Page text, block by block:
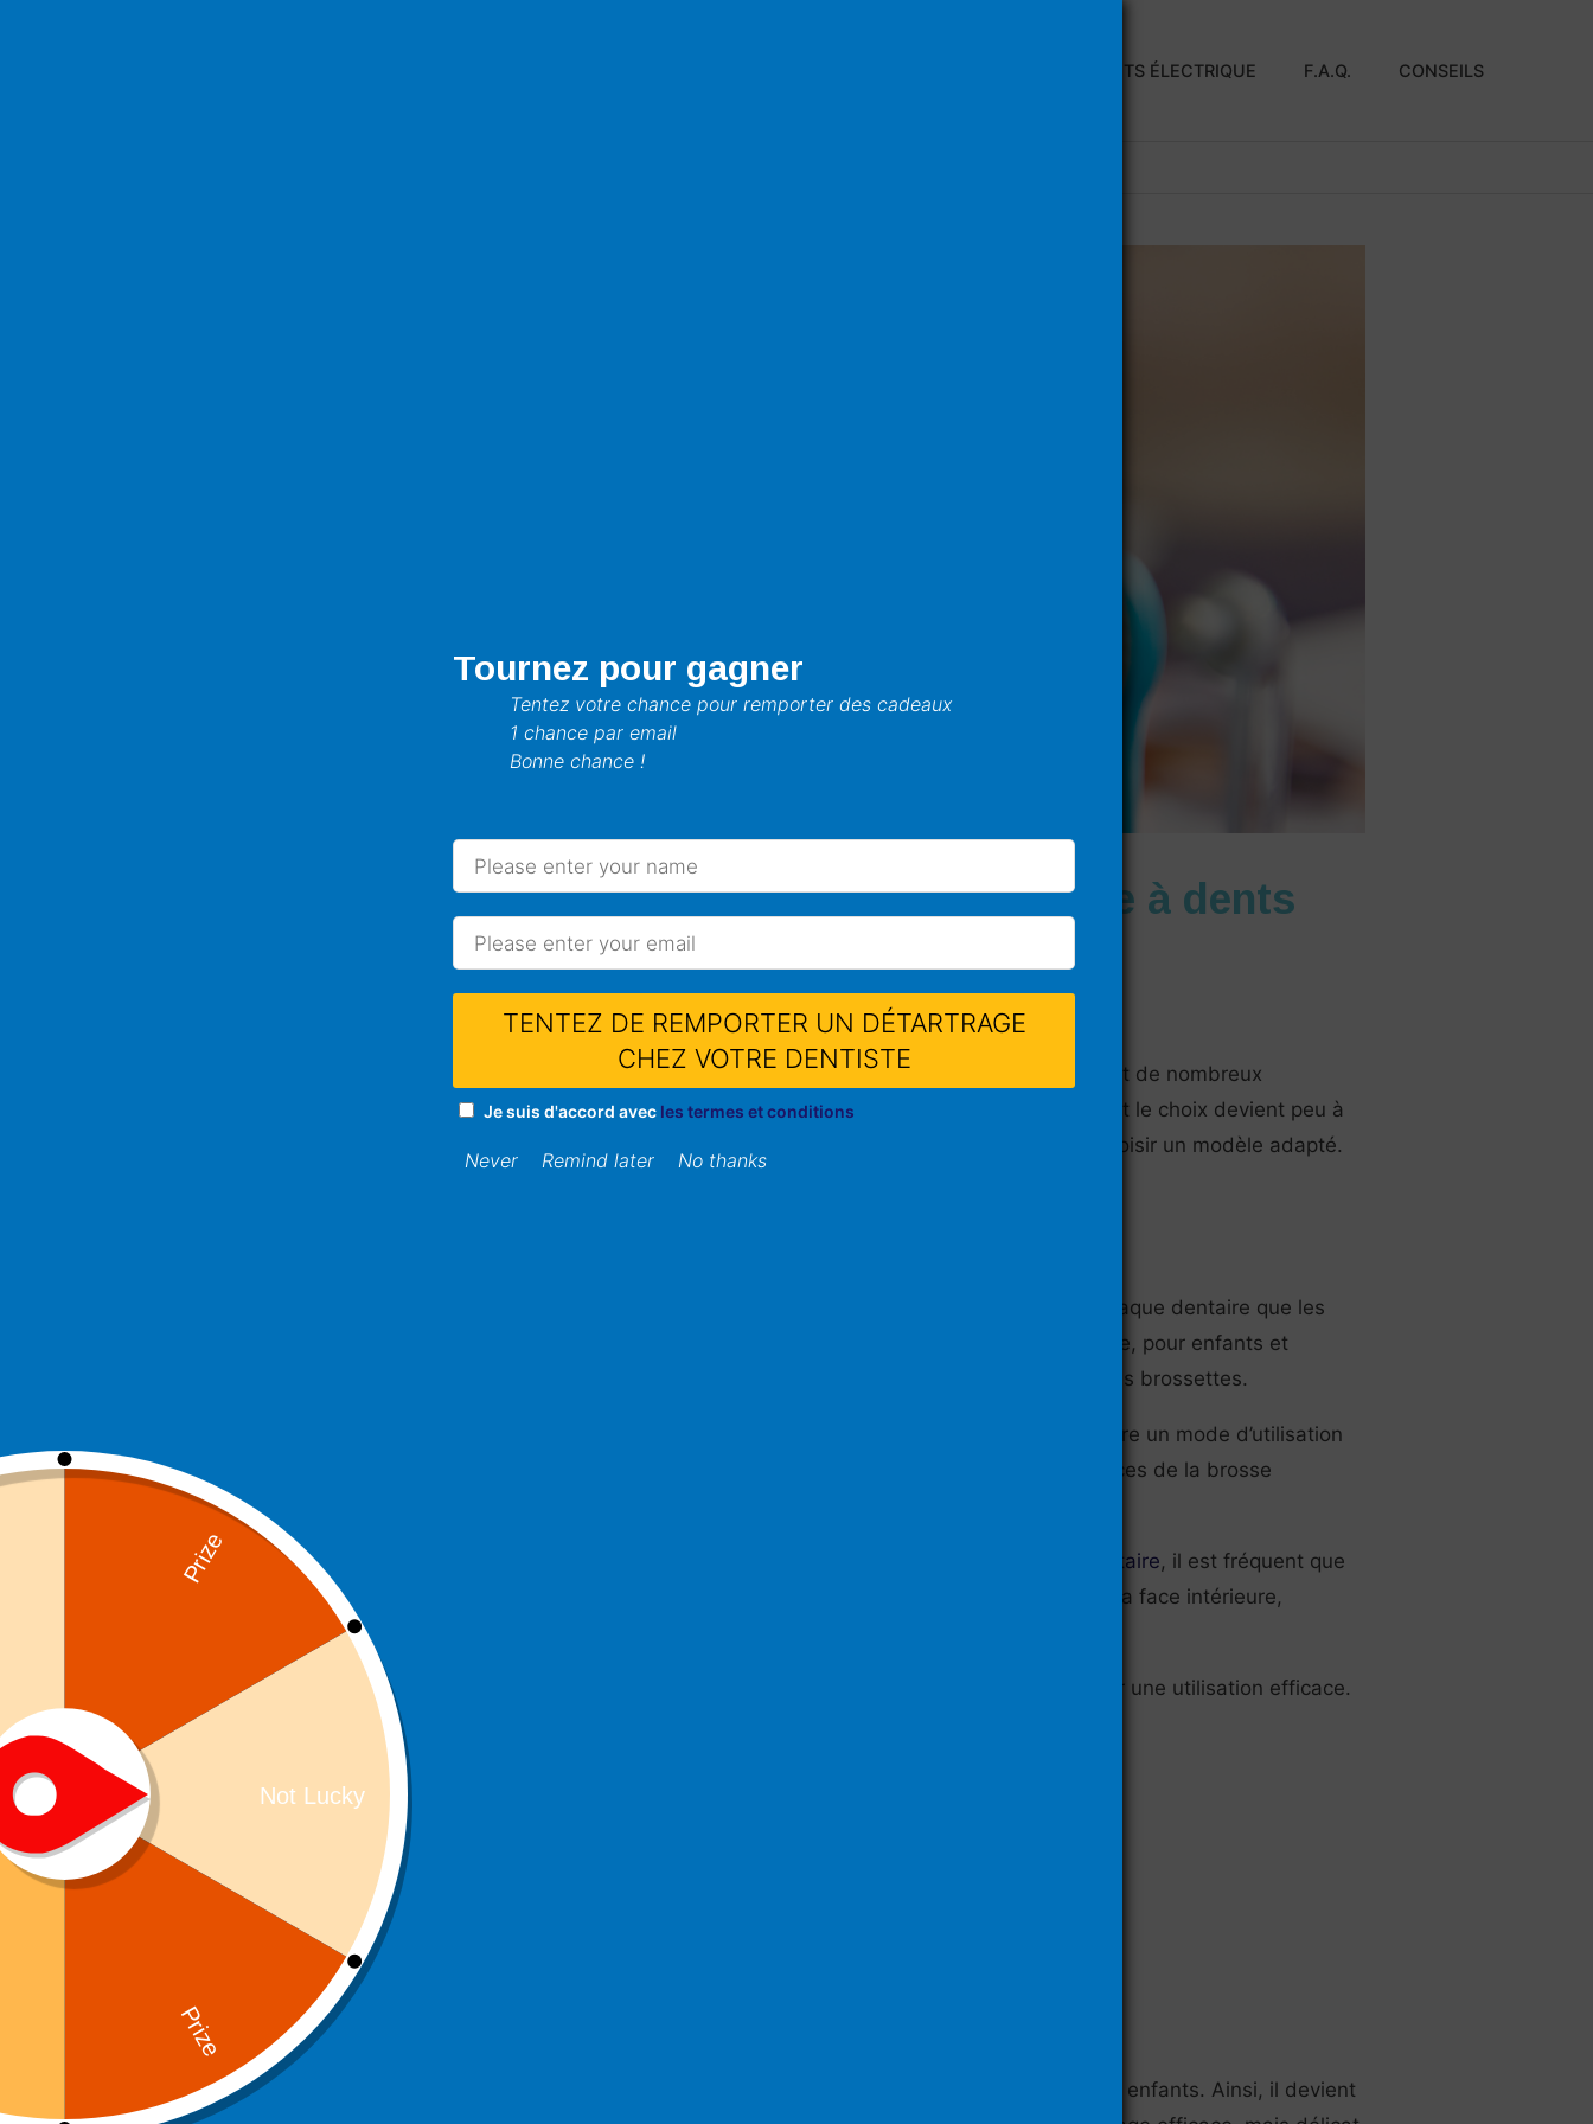
MEILLEURE BROSSE À DENTS ÉLECTRIQUE F.A.Q. CONSEILS
L’importance de la forme de la tête de brosse à dents
2 mai 2022
Si les brosses à dents électriques sont de plus en plus utilisées, c’est parce qu’elles présentent de nombreux
avantages non négligeables. Toutefois, les modèles sont davantage multiples sur le marché et le choix devient peu à
peu difficile. Pour profiter des différents intérêts de la brosse électrique, il est essentiel de choisir un modèle adapté.
Plusieurs études réalisées ont démontré que les brosses électriques éliminent bien plus de plaque dentaire que les
brosses à dents traditionnelles. La brosse à dents électrique conserve une utilisation manuelle, pour enfants et
adultes, et s’adapte à votre bouche avec ses différents mouvements, modes et ses différentes brossettes.
Cependant, il est essentiel d’opter pour un brossage de dents efficace, il est essentiel de suivre un mode d’utilisation
précis. En effet, il est important de respecter les étapes de brossage pour profiter des bénéfices de la brosse
électrique.
Si la brosse électrique réduit l’endommagement des gencives et améliore la santé bucco-dentaire, il est fréquent que
celle-ci ne soit pas utilisée correctement. Prenez soin de brosser chaque face de vos dents : la face intérieure,
extérieure et le dessus.
Enfin, il est primordial de disposer d’un modèle adapté à votre dentition et à vos attentes pour une utilisation efficace.
Pour cela, plusieurs critères sont à considérer quant au choix de votre brosse à dents.
Les différentes têtes de brosse à dents électrique.
Les têtes de brosses à dents électriques sont nombreuses, tant pour les adultes que pour les enfants. Ainsi, il devient
Tournez pour gagner
Tentez votre chance pour remporter des cadeaux
1 chance par email
Bonne chance !
TENTEZ DE REMPORTER UN DÉTARTRAGE
CHEZ VOTRE DENTISTE
Je suis d'accord avec les termes et conditions
Never Remind later No thanks